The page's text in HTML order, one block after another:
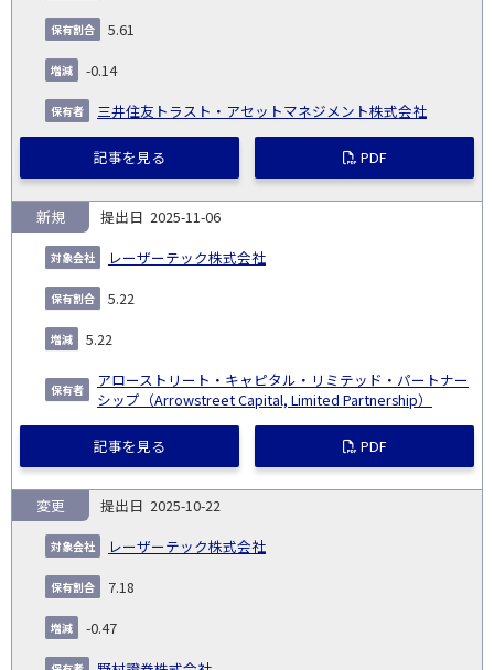
5.61
-0.14
三井住友トラスト・アセットマネジメント株式会社
記事を見る PDF
2025-11-06
レーザーテック株式会社
新規
5.22
5.22
アローストリート・キャピタル・リミテッド・パートナー
シップ（Arrowstreet Capital, Limited Partnership）
記事を見る PDF
2025-10-22
レーザーテック株式会社
変更
7.18
-0.47